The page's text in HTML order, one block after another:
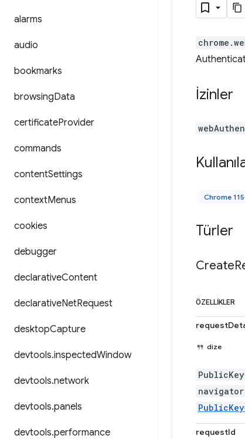
alarms
audio
bookmarks
browsingData
certificateProvider
commands
contentSettings
contextMenus
cookies
debugger
declarativeContent
declarativeNetRequest
desktopCapture
devtools.inspectedWindow
devtools.network
devtools.panels
devtools.performance
İzinler
Chrome
Türler
Create
ÖZELLIKLER
dize
requestId